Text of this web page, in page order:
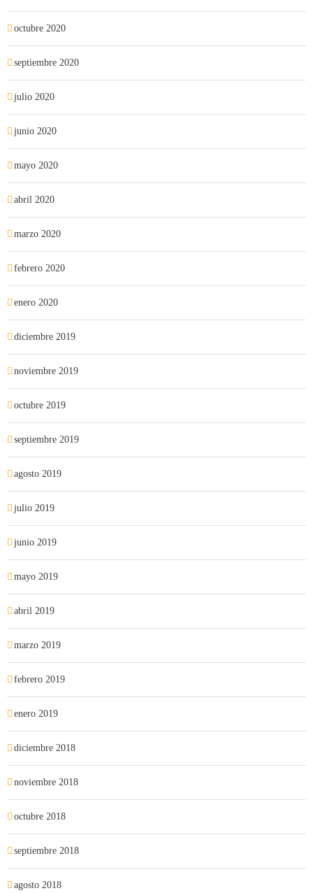
octubre 2020
septiembre 2020
julio 2020
junio 2020
mayo 2020
abril 2020
marzo 2020
febrero 2020
enero 2020
diciembre 2019
noviembre 2019
octubre 2019
septiembre 2019
agosto 2019
julio 2019
junio 2019
mayo 2019
abril 2019
marzo 2019
febrero 2019
enero 2019
diciembre 2018
noviembre 2018
octubre 2018
septiembre 2018
agosto 2018